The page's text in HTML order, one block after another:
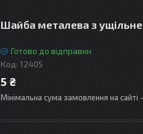
Шайба металева з
Готово до відправки
Код: 12405
5 ₴
Мінімальна сума замовлення на сайті